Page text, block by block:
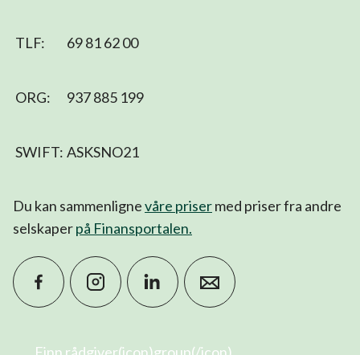
TLF: 69 81 62 00
ORG: 937 885 199
SWIFT: ASKSNO21
Du kan sammenlignevåre prisermed priser fra andre
selskaperpå Finansportalen.